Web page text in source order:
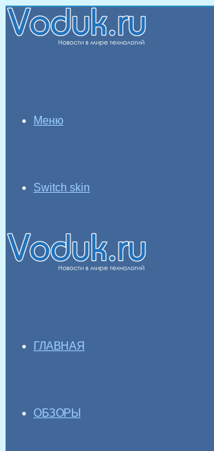
Меню
Switch skin
ГЛАВНАЯ
ОБЗОРЫ